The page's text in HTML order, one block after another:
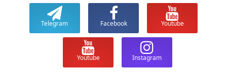
Youtube
Facebook
Telegram
Instagram
Youtube